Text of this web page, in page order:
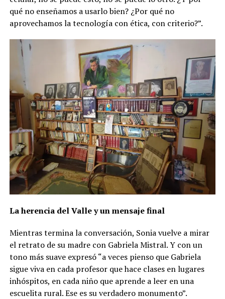
qué no enseñamos a usarlo bien? ¿Por qué no
aprovechamos la tecnología con ética, con criterio?”.
La herencia del Valle y un mensaje final
Mientras termina la conversación, Sonia vuelve a mirar
el retrato de su madre con Gabriela Mistral. Y con un
tono más suave expresó “a veces pienso que Gabriela
sigue viva en cada profesor que hace clases en lugares
inhóspitos, en cada niño que aprende a leer en una
escuelita rural. Ese es su verdadero monumento”.